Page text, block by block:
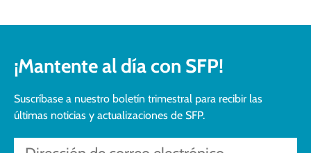
¡Mantente al día con SFP!
Suscríbase a nuestro boletín trimestral para recibir las
últimas noticias y actualizaciones de SFP.
Introduzca su dirección de correo electrónico
Por favor, deje este campo vacío.